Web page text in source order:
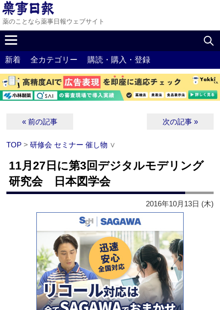
薬のことなら薬事日報ウェブサイト
新着 全カテゴリー 購読・購入・登録
« 前の記事 次の記事 »
TOP >研修会 セミナー 催し物 ∨
11月27日に第3回デジタルモデリング
研究会 日本図学会
2016年10月13日 (木)